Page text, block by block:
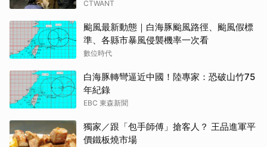
CTWANT
颱風最新動態｜白海豚颱風路徑、颱風假標
準、各縣市暴風侵襲機率一次看
數位時代
白海豚轉彎逼近中國！陸專家：恐破山竹75
年紀錄
EBC 東森新聞
獨家／跟「包手師傅」搶客人？ 王品進軍平
價鐵板燒市場